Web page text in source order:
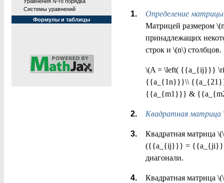
Системы уравнений
Формулы и таблицы
Определение матрицы
Матрицей размером
принадлежащих
строк и \(n\) столбцов.
\(A = \left( {{a_{ij}}}
{{a_{1n}}}\\
{{a_{m1}}} &
Квадратная матрица
Квадратная матрица
({{a_{ij}}} = {{a_{ji}}}\),
диагонали.
Квадратная матрица